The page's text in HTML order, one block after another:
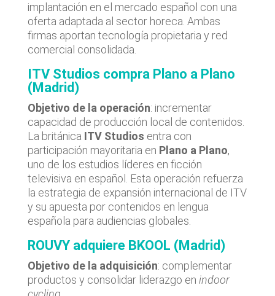
implantación en el mercado español con una
oferta adaptada al sector horeca. Ambas
firmas aportan tecnología propietaria y red
comercial consolidada.
ITV Studios compra Plano a Plano
(Madrid)
Objetivo de la operación: incrementar
capacidad de producción local de contenidos.
La británica ITV Studios entra con
participación mayoritaria en Plano a Plano,
uno de los estudios líderes en ficción
televisiva en español. Esta operación refuerza
la estrategia de expansión internacional de ITV
y su apuesta por contenidos en lengua
española para audiencias globales.
ROUVY adquiere BKOOL (Madrid)
Objetivo de la adquisición: complementar
productos y consolidar liderazgo en indoor